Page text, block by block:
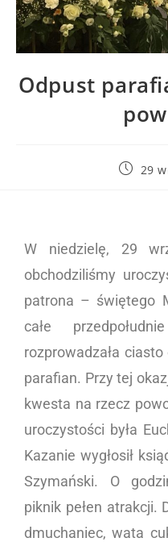
Odpust
29
W niedzielę, 29
obchodziliśmy
patrona – świętego
całe
rozprowadzała
parafian. Przy tej
kwesta na rzecz
uroczystości była
Kazanie wygłosił
Szymański. O
piknik pełen atrakcji.
dmuchaniec, wata